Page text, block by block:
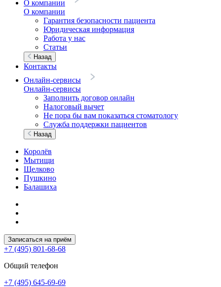
О компании
О компании
Гарантия безопасности пациента
Юридическая информация
Работа у нас
Статьи
Назад
Контакты
Онлайн-сервисы
Онлайн-сервисы
Заполнить договор онлайн
Налоговый вычет
Не пора бы вам показаться стоматологу
Служба поддержки пациентов
Назад
Королёв
Мытищи
Щелково
Пушкино
Балашиха
Записаться на приём
+7 (495) 801-68-68
Общий телефон
+7 (495) 645-69-69